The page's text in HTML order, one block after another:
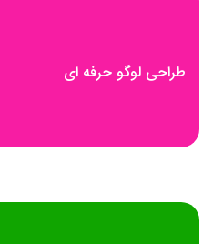
طراحی لوگو حرفه ای